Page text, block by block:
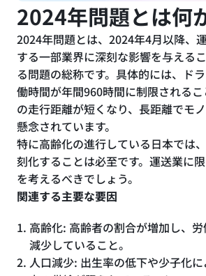
2024年問題とは何
2024年問題とは、2024年4月以降、
する一部業界に深刻な影響を与える
る問題の総称です。具体的には、ド
働時間が年間960時間に制限される
の走行距離が短くなり、長距離でモ
懸念されています。
特に高齢化の進行している日本では
刻化することは必至です。運送業に
を考えるべきでしょう。
関連する主要な要因
高齢化: 高齢者の割合が増加し、
減少していること。
人口減少: 出生率の低下や少子化